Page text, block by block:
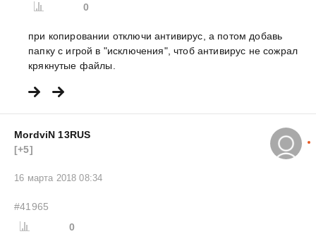
0
при копировании отключи антивирус, а потом добавь
папку с игрой в "исключения", чтоб антивирус не сожрал
крякнутые файлы.
MordviN 13RUS
[+5]
16 марта 2018 08:34
#41965
0